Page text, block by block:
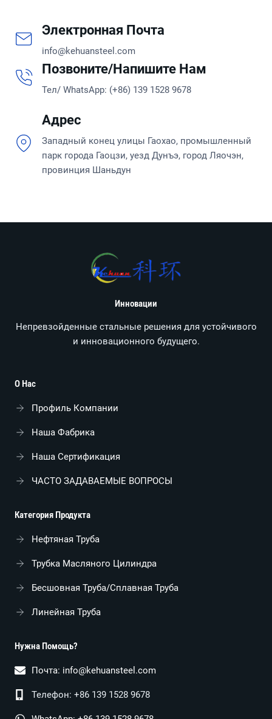
Электронная Почта
info@kehuansteel.com
Позвоните/напишите Нам
Тел/ WhatsApp: (+86) 139 1528 9678
Адрес
Западный конец улицы Гаохао, промышленный
парк города Гаоцзи, уезд Дунъэ, город Ляочэн,
провинция Шаньдун
Инновации
Непревзойденные стальные решения для устойчивого
и инновационного будущего.
О Нас
Профиль Компании
Наша Фабрика
Наша Сертификация
ЧАСТО ЗАДАВАЕМЫЕ ВОПРОСЫ
Категория Продукта
Нефтяная Труба
Трубка Масляного Цилиндра
Бесшовная Труба/сплавная Труба
Линейная Труба
Нужна Помощь?
Почта: info@kehuansteel.com
Телефон: +86 139 1528 9678